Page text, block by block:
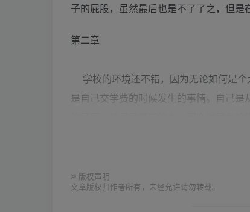
子的屁股，虽然最后也是不了了之，但是
第二章
学校的环境还不错，因为无论如何是
是自己交学费的时候发生的事情。自己
彻夜讨论的问题，放到衣服的兜里那是
下，对于我来讲那还不如杀了我，那和女
意。年轻人的火力大，脚丫子容易出汗，
© 版权声明
文章版权归作者所有，未经允许请勿转载。